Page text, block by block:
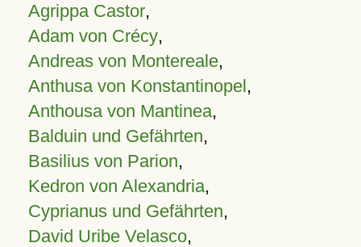
Agrippa Castor,
Adam von Crécy,
Andreas von Montereale,
Anthusa von Konstantinopel,
Anthousa von Mantinea,
Balduin und Gefährten,
Basilius von Parion,
Kedron von Alexandria,
Cyprianus und Gefährten,
David Uribe Velasco,